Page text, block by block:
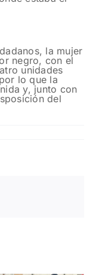
la mujer
negro, con el
unidades
lo que la
y, junto con
del